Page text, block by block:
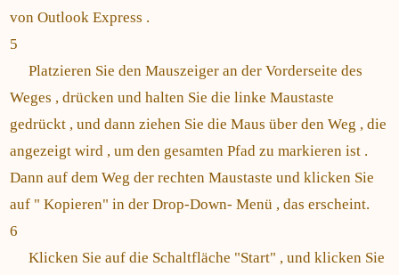
von Outlook Express .
5
Platzieren Sie den Mauszeiger an der Vorderseite des
Weges , drücken und halten Sie die linke Maustaste
gedrückt , und dann ziehen Sie die Maus über den Weg , die
angezeigt wird , um den gesamten Pfad zu markieren ist .
Dann auf dem Weg der rechten Maustaste und klicken Sie
auf " Kopieren" in der Drop-Down- Menü , das erscheint.
6
Klicken Sie auf die Schaltfläche "Start" , und klicken Sie